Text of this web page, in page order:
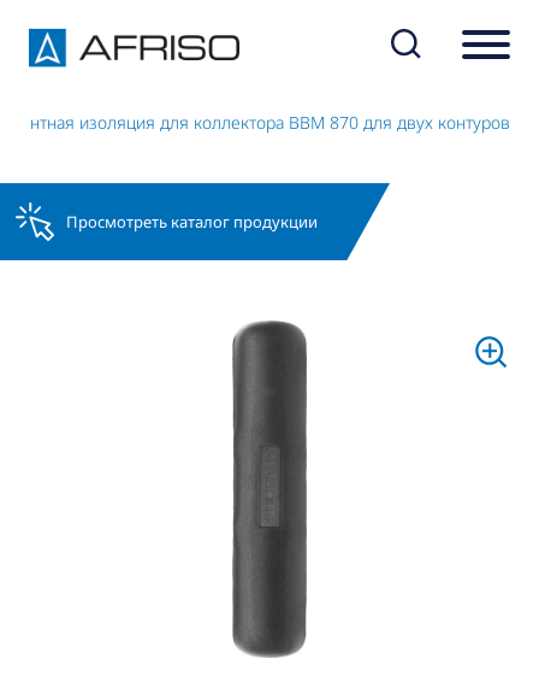
изоляция для коллектора BBM 870 для двух контуров
Просмотреть каталог продукции